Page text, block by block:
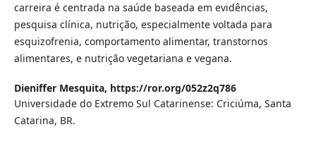
carreira é centrada na saúde baseada em evidências,
pesquisa clínica, nutrição, especialmente voltada para
esquizofrenia, comportamento alimentar, transtornos
alimentares, e nutrição vegetariana e vegana.
Dieniffer Mesquita, https://ror.org/052z2q786
Universidade do Extremo Sul Catarinense: Criciúma, Santa
Catarina, BR.